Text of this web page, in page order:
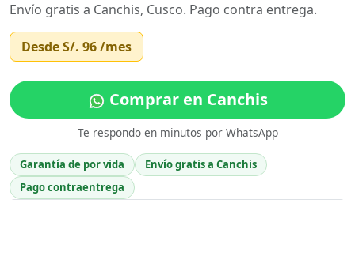
Envío gratis a Canchis, Cusco. Pago contra entrega.
DesdeS/. 96/mes
Comprar en Canchis
Te respondo en minutos por WhatsApp
Garantía de por vida
Envío gratis a Canchis
Pago contraentrega